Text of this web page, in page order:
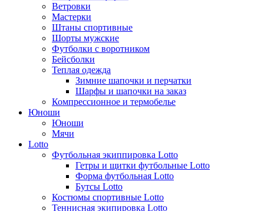
Ветровки
Мастерки
Штаны спортивные
Шорты мужские
Футболки с воротником
Бейсболки
Теплая одежда
Зимние шапочки и перчатки
Шарфы и шапочки на заказ
Компрессионное и термобелье
Юноши
Юноши
Мячи
Lotto
Футбольная экиппировка Lotto
Гетры и щитки футбольные Lotto
Форма футбольная Lotto
Бутсы Lotto
Костюмы спортивные Lotto
Теннисная экипировка Lotto